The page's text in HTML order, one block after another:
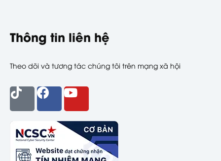
Thông tin liên hệ
Theo dõi và tương tác chúng tôi trên mạng xã hội